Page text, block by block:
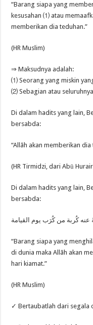
“Barang siapa yang
kesusahan ⑴ atau
memberikan dia teduhan.”
(HR Muslim)
⇒ Maksudnya adalah:
⑴ Seorang yang miskin
⑵ Sebagian atau seluruhnya
Di dalam hadits yang lain,
bersabda:
“Allãh akan memberikan
(HR Tirmidzi, dari Abū
Di dalam hadits yang lain,
bersabda:
كُربة من كُرَب يوم القيامة
“Barang siapa yang
di dunia maka Allãh akan
hari kiamat.”
(HR Muslim)
✓ Bertaubatlah dari segala